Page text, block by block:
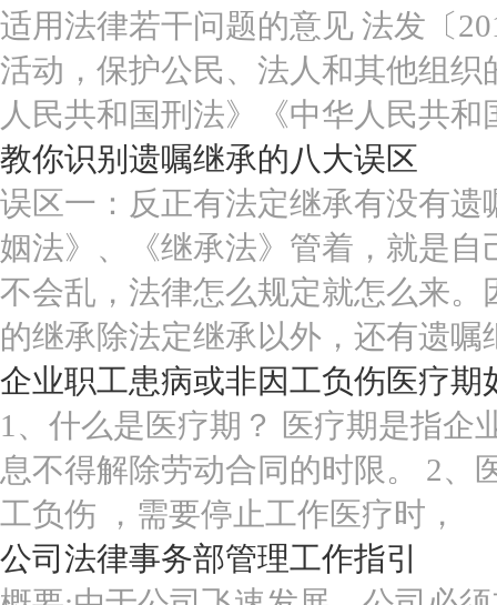
适用法律若干问题的意见 法发〔
活动，保护公民、法人和其他组
人民共和国刑法》《中华人民共和
教你识别遗嘱继承的八大误区
误区一：反正有法定继承有没有
姻法》、《继承法》管着，就是
不会乱，法律怎么规定就怎么来
的继承除法定继承以外，还有遗嘱
企业职工患病或非因工负伤医疗期
1、什么是医疗期？ 医疗期是指企
息不得解除劳动合同的时限。 2、
工负伤 ，需要停止工作医疗时，
公司法律事务部管理工作指引